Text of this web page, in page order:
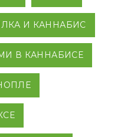
И КАННАБИС
В КАННАБИСЕ